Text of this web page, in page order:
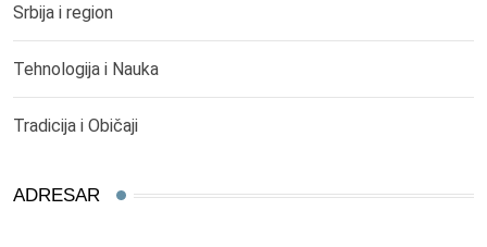
Srbija i region
Tehnologija i Nauka
Tradicija i Običaji
ADRESAR